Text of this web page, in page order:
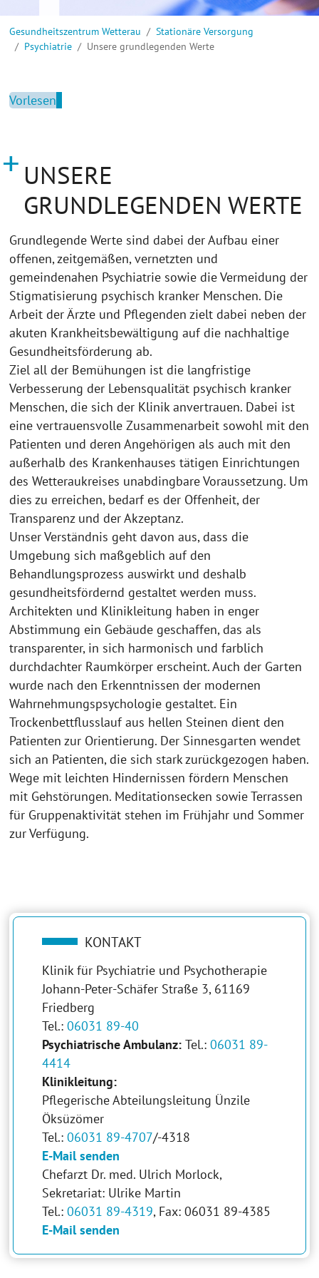
Gesundheitszentrum Wetterau
Stationäre Versorgung
Psychiatrie
Unsere grundlegenden Werte
Vorlesen
UNSERE
GRUNDLEGENDEN WERTE
Grundlegende Werte sind dabei der Aufbau einer
offenen, zeitgemäßen, vernetzten und
gemeindenahen Psychiatrie sowie die Vermeidung der
Stigmatisierung psychisch kranker Menschen. Die
Arbeit der Ärzte und Pflegenden zielt dabei neben der
akuten Krankheitsbewältigung auf die nachhaltige
Gesundheitsförderung ab.
Ziel all der Bemühungen ist die langfristige
Verbesserung der Lebensqualität psychisch kranker
Menschen, die sich der Klinik anvertrauen. Dabei ist
eine vertrauensvolle Zusammenarbeit sowohl mit den
Patienten und deren Angehörigen als auch mit den
außerhalb des Krankenhauses tätigen Einrichtungen
des Wetteraukreises unabdingbare Voraussetzung. Um
dies zu erreichen, bedarf es der Offenheit, der
Transparenz und der Akzeptanz.
Unser Verständnis geht davon aus, dass die
Umgebung sich maßgeblich auf den
Behandlungsprozess auswirkt und deshalb
gesundheitsfördernd gestaltet werden muss.
Architekten und Klinikleitung haben in enger
Abstimmung ein Gebäude geschaffen, das als
transparenter, in sich harmonisch und farblich
durchdachter Raumkörper erscheint. Auch der Garten
wurde nach den Erkenntnissen der modernen
Wahrnehmungspsychologie gestaltet. Ein
Trockenbettflusslauf aus hellen Steinen dient den
Patienten zur Orientierung. Der Sinnesgarten wendet
sich an Patienten, die sich stark zurückgezogen haben.
Wege mit leichten Hindernissen fördern Menschen
mit Gehstörungen. Meditationsecken sowie Terrassen
für Gruppenaktivität stehen im Frühjahr und Sommer
zur Verfügung.
KONTAKT
Klinik für Psychiatrie und Psychotherapie
Johann-Peter-Schäfer Straße 3, 61169
Friedberg
Tel.:06031 89-40
Psychiatrische Ambulanz:Tel.:06031 89-
4414
Klinikleitung:
Pflegerische Abteilungsleitung Ünzile
Öksüzömer
Tel.:06031 89-4707/-4318
E-Mail senden
Chefarzt Dr. med. Ulrich Morlock,
Sekretariat: Ulrike Martin
Tel.:06031 89-4319, Fax: 06031 89-4385
E-Mail senden